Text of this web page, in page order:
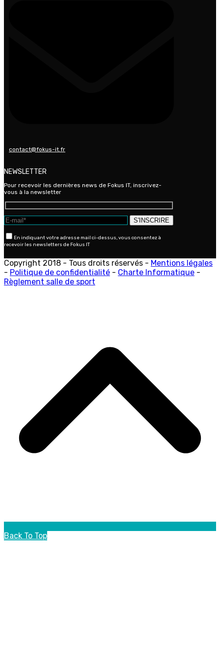
contact@fokus-it.fr
NEWSLETTER
Pour recevoir les dernières news de Fokus IT, inscrivez-
vous à la newsletter
En indiquant votre adresse mail ci-dessus, vous consentez à
recevoir les newsletters de Fokus IT
Copyright 2018 - Tous droits réservés - Mentions légales
- Politique de confidentialité - Charte Informatique -
Règlement salle de sport
Back To Top